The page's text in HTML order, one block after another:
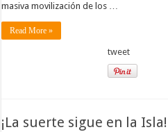
masiva movilización de los …
Read More »
tweet
¡La suerte sigue en la